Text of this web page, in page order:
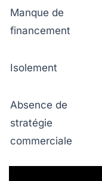
Manque de
financement
Isolement
Absence de
stratégie
commerciale